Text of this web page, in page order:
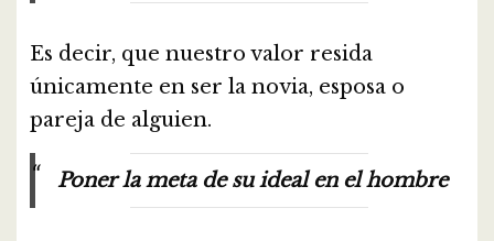
Es decir, que nuestro valor resida
únicamente en ser la novia, esposa o
pareja de alguien.
Poner la meta de su ideal en el hombre